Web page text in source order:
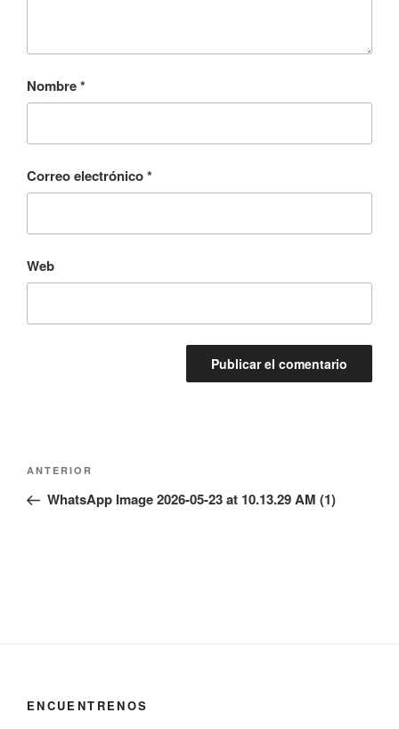
Nombre*
Correo electrónico*
Web
Navegación
entradas
Entrada
anterior:
ANTERIOR
WhatsApp Image 2026-05-23 at 10.13.29 AM (1)
ENCUENTRENOS